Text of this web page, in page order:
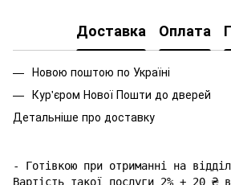
Доставка Оплата
Новою поштою по Україні
Кур'єром Нової Пошти до дверей
Детальніше про доставку
- Готівкою при отриманні на